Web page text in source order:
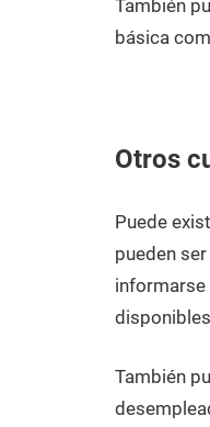
También
básica
Otros
Puede
pueden
informarse
También